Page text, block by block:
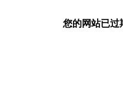
您的网站已过